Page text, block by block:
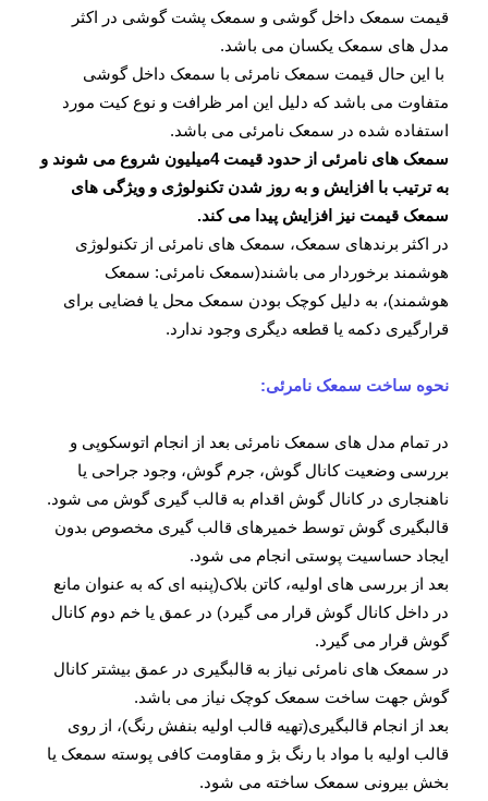
قیمت سمعک داخل گوشی و سمعک پشت گوشی در اکثر
مدل های سمعک یکسان می باشد.
با این حال قیمت سمعک نامرئی با سمعک داخل گوشی
متفاوت می باشد که دلیل این امر ظرافت و نوع کیت مورد
استفاده شده در سمعک نامرئی می باشد.
سمعک های نامرئی از حدود قیمت 4ميليون شروع می شوند و
به ترتیب با افزایش و به روز شدن تکنولوژی و ویژگی های
سمعک قیمت نیز افزایش پیدا می کند.
در اکثر برندهای سمعک، سمعک های نامرئی از تکنولوژی
هوشمند برخوردار می باشند(سمعک نامرئی: سمعک
هوشمند)، به دلیل کوچک بودن سمعک محل یا فضایی برای
قرارگیری دکمه یا قطعه دیگری وجود ندارد.
نحوه ساخت سمعک نامرئی:
در تمام مدل های سمعک نامرئی بعد از انجام اتوسکوپی و
بررسی وضعیت کانال گوش، جرم گوش، وجود جراحی یا
ناهنجاری در کانال گوش اقدام به قالب گیری گوش می شود.
قالبگیری گوش توسط خمیرهای قالب گیری مخصوص بدون
ایجاد حساسیت پوستی انجام می شود.
بعد از بررسی های اولیه، کاتن بلاک(پنبه ای که به عنوان مانع
در داخل کانال گوش قرار می گیرد) در عمق یا خم دوم کانال
گوش قرار می گیرد.
در سمعک های نامرئی نیاز به قالبگیری در عمق بیشتر کانال
گوش جهت ساخت سمعک کوچک نیاز می باشد.
بعد از انجام قالبگیری(تهیه قالب اولیه بنفش رنگ)، از روی
قالب اولیه با مواد با رنگ بژ و مقاومت کافی پوسته سمعک یا
بخش بیرونی سمعک ساخته می شود.